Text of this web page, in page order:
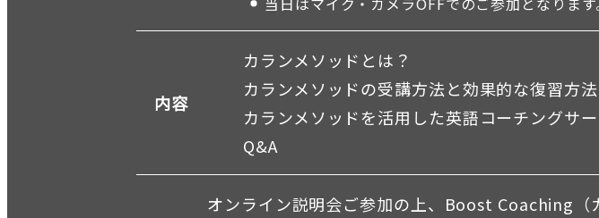
内容
カランメソッドとは？
カランメソッドの受講方法と効果的な復習方法
カランメソッドを活用した英語コーチングサ
Q&A
オンライン説明会ご参加の上、Boost Coaching（